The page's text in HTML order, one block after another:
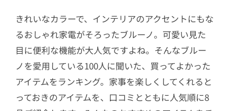
きれいなカラーで、インテリアのアクセントにもな
るおしゃれ家電がそろったブルーノ。可愛い見た
目に便利な機能が大人気ですよね。そんなブルー
ノを愛用している100人に聞いた、買ってよかった
アイテムをランキング。家事を楽しくしてくれると
っておきのアイテムを、口コミとともに人気順に8